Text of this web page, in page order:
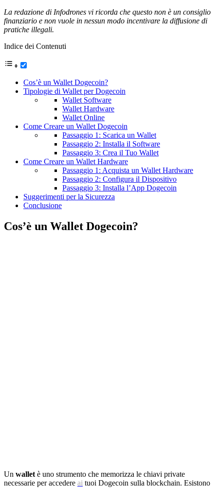
La redazione di Infodrones vi ricorda che questo non è un consiglio
finanziario e non vuole in nessun modo incentivare la diffusione di
pratiche illegali.
Indice dei Contenuti
Cos’è un Wallet Dogecoin?
Tipologie di Wallet per Dogecoin
Wallet Software
Wallet Hardware
Wallet Online
Come Creare un Wallet Dogecoin
Passaggio 1: Scarica un Wallet
Passaggio 2: Installa il Software
Passaggio 3: Crea il Tuo Wallet
Come Creare un Wallet Hardware
Passaggio 1: Acquista un Wallet Hardware
Passaggio 2: Configura il Dispositivo
Passaggio 3: Installa l’App Dogecoin
Suggerimenti per la Sicurezza
Conclusione
Cos’è un Wallet Dogecoin?
Un wallet è uno strumento che memorizza le chiavi private
necessarie per accedere ai tuoi Dogecoin sulla blockchain. Esistono